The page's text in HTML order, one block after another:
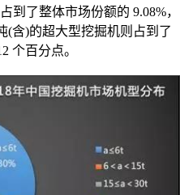
到了整体市场份额的 9.08%，
(含)的超大型挖掘机则占到了
个百分点。